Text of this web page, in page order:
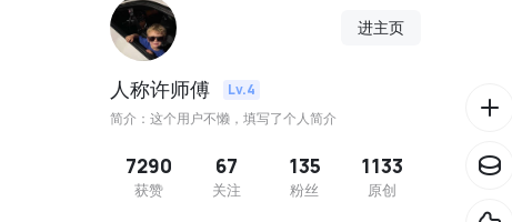
进主页
人称许师傅 Lv.4
简介：这个用户不懒，填写了个人简介
7290
获赞
67
关注
135
粉丝
1133
原创